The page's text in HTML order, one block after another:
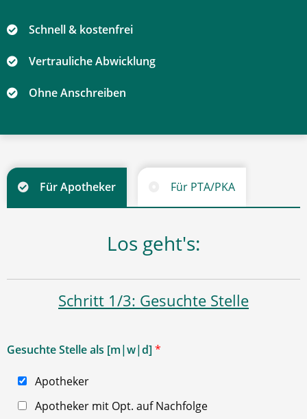
Schnell & kostenfrei
Vertrauliche Abwicklung
Ohne Anschreiben
Für Apotheker Für PTA/PKA
Los geht's:
Schritt 1/3: Gesuchte Stelle
Gesuchte Stelle als [m|w|d] *
Apotheker
Apotheker mit Opt. auf Nachfolge